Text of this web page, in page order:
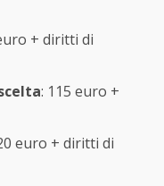
+ diritti di
: 115 euro +
euro + diritti di